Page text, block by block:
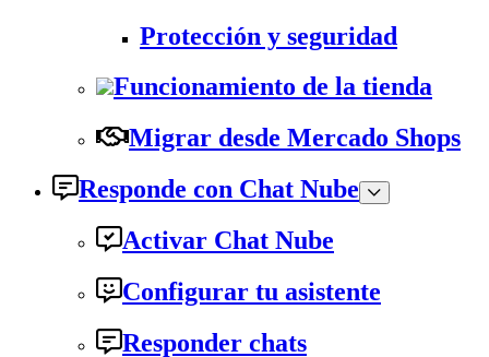
Protección y seguridad
Funcionamiento de la tienda
Migrar desde Mercado Shops
Responde con Chat Nube
Activar Chat Nube
Configurar tu asistente
Responder chats